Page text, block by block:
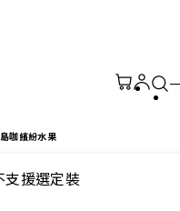
咖繽紛水果
支援選定裝